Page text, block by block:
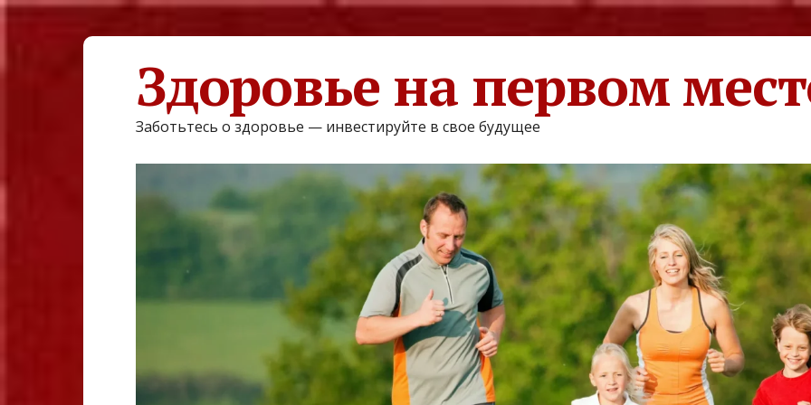
Здоровье на первом
Заботьтесь о здоровье — инвестируйте в свое будущее